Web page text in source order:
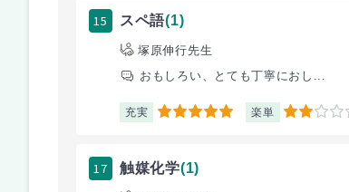
15 スペ語(1)
塚原伸行先生
おもしろい、とても丁寧におし...
充実 5 楽単 2
17 触媒化学(1)